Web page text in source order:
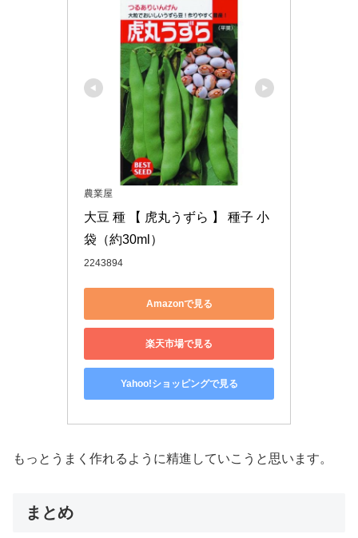
農業屋
大豆 種 【 虎丸うずら 】 種子 小
袋（約30ml）
2243894
Amazonで見る
楽天市場で見る
Yahoo!ショッピングで見る
もっとうまく作れるように精進していこうと思います。
まとめ